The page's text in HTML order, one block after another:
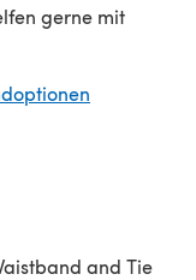
gerne mit
and Tie